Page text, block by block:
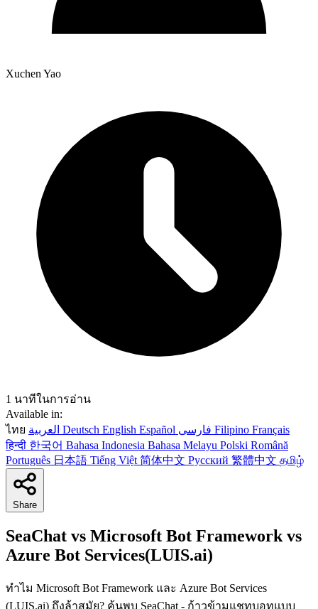
Xuchen Yao
1 นาทีในการอ่าน
Available in:
ไทย
Deutsch English Español Filipino Français
हिन्दी 한국어 Bahasa Indonesia Bahasa Melayu Polski Română
Português 日本語 Tiếng Việt 简体中文 Русский 繁體中文 தமிழ்
Share
SeaChat vs Microsoft Bot Framework vs
Azure Bot Services(LUIS.ai)
ทำไม Microsoft Bot Framework และ Azure Bot Services
(LUIS.ai) ถึงล้าสมัย? ค้นพบ SeaChat - ก้าวข้ามแชทบอทแบบ